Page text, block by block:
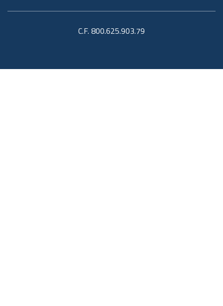
C.F. 800.625.903.79